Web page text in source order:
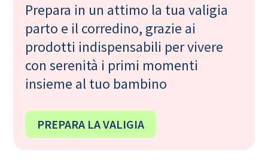
Prepara in un attimo la tua valigia
parto e il corredino, grazie ai
prodotti indispensabili per vivere
con serenità i primi momenti
insieme al tuo bambino
PREPARA LA VALIGIA